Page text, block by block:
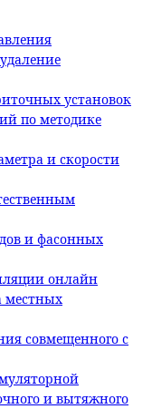
установок
по методике
и скорости
и фасонных
онлайн
местных
совмещенного с
и вытяжного